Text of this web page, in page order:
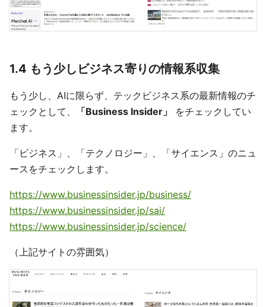
1.4 もう少しビジネス寄りの情報系収集
もう少し、AIに限らず、テックビジネス系の最新情報のチ
ェックとして、
「Business Insider」
をチェックしてい
ます。
「ビジネス」、「テクノロジー」、「サイエンス」のニュ
ースをチェックします。
https://www.businessinsider.jp/business/
https://www.businessinsider.jp/sai/
https://www.businessinsider.jp/science/
（上記サイトの雰囲気）